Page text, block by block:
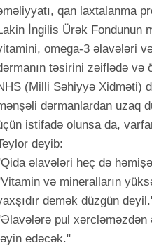
qan laxtalanma
İngilis Ürək Fondunun
omega-3 əlavələri
təsirini zəiflədə və
(Milli Səhiyyə Xidməti)
dərmanlardan uzaq
istifadə olunsa da,
deyib:
əlavələri heç də
və mineralların
demək düzgün
pul xərcləməzdən
edəcək."